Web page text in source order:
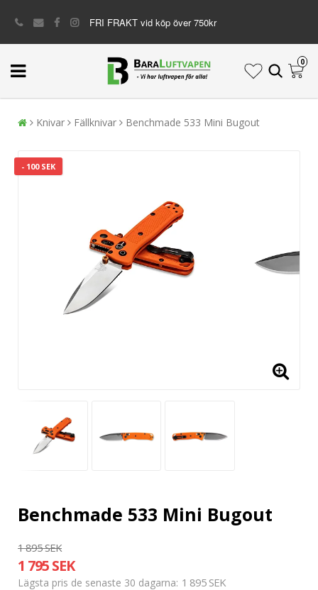
FRI FRAKT vid köp över 750kr
0
Knivar Fällknivar Benchmade 533 Mini Bugout
- 100 SEK
Benchmade 533 Mini Bugout
1 895 SEK
1 795 SEK
Lägsta pris de senaste 30 dagarna 1 895 SEK